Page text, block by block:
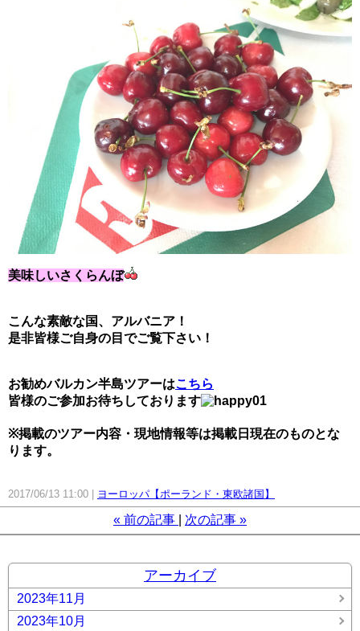
美味しいさくらんぼ
こんな素敵な国、アルバニア！
是非皆様ご自身の目でご覧下さい！
お勧めバルカン半島ツアーはこちら
皆様のご参加お待ちしております
※掲載のツアー内容・現地情報等は掲載日現在のものとな
ります。
2017/06/13 11:00 ヨーロッパ【ポーランド・東欧諸国】
« 前の記事 次の記事 »
アーカイブ
2023年11月
2023年10月